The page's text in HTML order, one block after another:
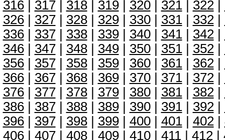
316| 317| 318| 319| 320| 321| 322|
326| 327| 328| 329| 330| 331| 332|
336| 337| 338| 339| 340| 341| 342|
346| 347| 348| 349| 350| 351| 352|
356| 357| 358| 359| 360| 361| 362|
366| 367| 368| 369| 370| 371| 372|
376| 377| 378| 379| 380| 381| 382|
386| 387| 388| 389| 390| 391| 392|
396| 397| 398| 399| 400| 401| 402|
406| 407| 408| 409| 410| 411| 412|